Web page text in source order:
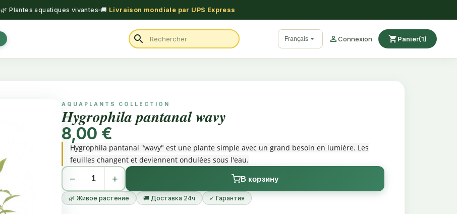
🌿 Plantes aquatiques vivantes 🚚 Livraison mondiale par UPS Express
search Français  Connexion shopping_cartPanier(1)
AQUAPLANTS COLLECTION
Hygrophila pantanal wavy
8,00 €
Hygrophila pantanal "wavy" est une plante simple avec un grand besoin en lumière. Les
feuilles changent et deviennent ondulées sous l'eau.
− + В корзину
🌿 Живое растение 🚚 Доставка 24ч ✓ Гарантия